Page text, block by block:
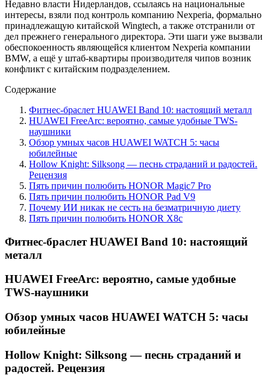
Недавно власти Нидерландов, ссылаясь на национальные
интересы, взяли под контроль компанию Nexperia, формально
принадлежащую китайской Wingtech, а также отстранили от
дел прежнего генерального директора. Эти шаги уже вызвали
обеспокоенность являющейся клиентом Nexperia компании
BMW, а ещё у штаб-квартиры производителя чипов возник
конфликт с китайским подразделением.
Содержание
Фитнес-браслет HUAWEI Band 10: настоящий металл
HUAWEI FreeArc: вероятно, самые удобные TWS-
наушники
Обзор умных часов HUAWEI WATCH 5: часы
юбилейные
Hollow Knight: Silksong — песнь страданий и радостей.
Рецензия
Пять причин полюбить HONOR Magic7 Pro
Пять причин полюбить HONOR Pad V9
Почему ИИ никак не сесть на безматричную диету
Пять причин полюбить HONOR X8c
Фитнес-браслет HUAWEI Band 10: настоящий
металл
HUAWEI FreeArc: вероятно, самые удобные
TWS-наушники
Обзор умных часов HUAWEI WATCH 5: часы
юбилейные
Hollow Knight: Silksong — песнь страданий и
радостей. Рецензия